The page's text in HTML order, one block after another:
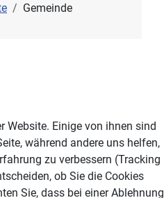
Gemeinde
Website. Einige von ihnen sind
während andere uns helfen,
zu verbessern (Tracking
ob Sie die Cookies
Sie, dass bei einer Ablehnung